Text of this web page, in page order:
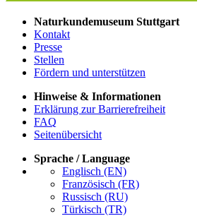
Naturkundemuseum Stuttgart
Kontakt
Presse
Stellen
Fördern und unterstützen
Hinweise & Informationen
Erklärung zur Barrierefreiheit
FAQ
Seitenübersicht
Sprache / Language
Englisch (EN)
Französisch (FR)
Russisch (RU)
Türkisch (TR)